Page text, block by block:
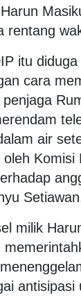
rentang
itu
cara
air
Komisi
milik
antisipasi